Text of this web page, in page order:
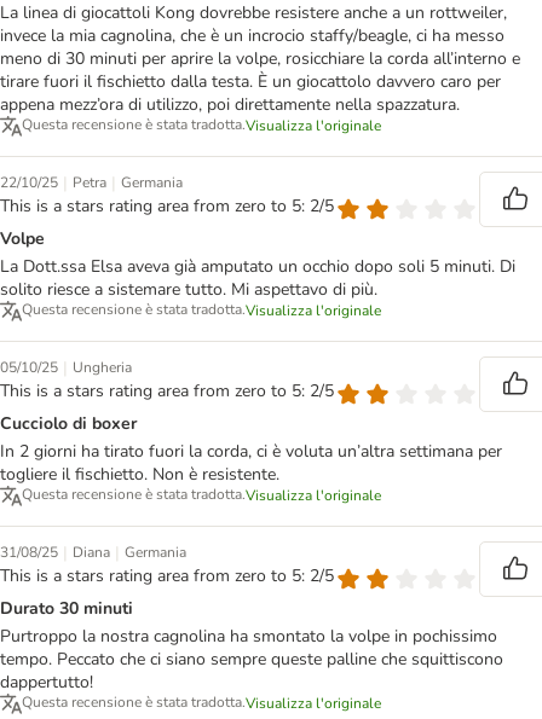
La linea di giocattoli Kong dovrebbe resistere anche a un rottweiler,
invece la mia cagnolina, che è un incrocio staffy/beagle, ci ha messo
meno di 30 minuti per aprire la volpe, rosicchiare la corda all’interno e
tirare fuori il fischietto dalla testa. È un giocattolo davvero caro per
appena mezz’ora di utilizzo, poi direttamente nella spazzatura.
Questa recensione è stata tradotta.Visualizza l'originale
22/10/25 | Petra | Germania
This is a stars rating area from zero to 5: 2/5
Volpe
La Dott.ssa Elsa aveva già amputato un occhio dopo soli 5 minuti. Di
solito riesce a sistemare tutto. Mi aspettavo di più.
Questa recensione è stata tradotta.Visualizza l'originale
05/10/25 | Ungheria
This is a stars rating area from zero to 5: 2/5
Cucciolo di boxer
In 2 giorni ha tirato fuori la corda, ci è voluta un’altra settimana per
togliere il fischietto. Non è resistente.
Questa recensione è stata tradotta.Visualizza l'originale
31/08/25 | Diana | Germania
This is a stars rating area from zero to 5: 2/5
Durato 30 minuti
Purtroppo la nostra cagnolina ha smontato la volpe in pochissimo
tempo. Peccato che ci siano sempre queste palline che squittiscono
dappertutto!
Questa recensione è stata tradotta.Visualizza l'originale